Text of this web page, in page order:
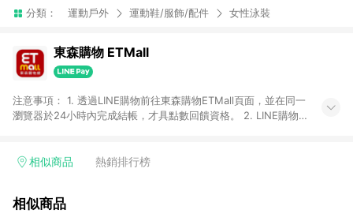
分類： 運動戶外 運動鞋/服飾/配件 女性泳裝
東森購物 ETMall
注意事項： 1. 透過LINE購物前往東森購物ETMall頁面，並在同一
瀏覽器於24小時內完成結帳，才具點數回饋資格。 2. LINE購物
單，皆不在點數回饋範圍內。 3. 如購買以下類別商品，將無法獲
球嚴選、商城、專案商品、「草莓網」全館商品。 4. 如取消訂
相似商品 熱銷排行榜
相似商品